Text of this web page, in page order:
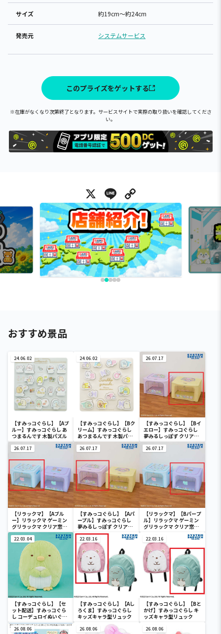
サイズ 約19cm～約24cm
発売元 システムサービス
このプライズをゲットする
※在庫がなくなり次第終了となります。サービスサイトで実際の取り扱いを確認してくださ
い。
X Line
おすすめ景品
24.06.02
【すみっコぐらし】【Aブ
ルー】すみっコぐらし あ
つまるんです 木製パズル
24.06.02
【すみっコぐらし】【Bク
リーム】すみっコぐらし
あつまるんです 木製パズ
ル
26.07.17
【すみっコぐらし】【Bイ
エロー】すみっコぐらし
夢みるしっぽず クリア窓
付き収納ボックス
26.07.17
【リラックマ】【Aブル
ー】リラックマ ゲーミン
グリラックマ クリア窓付
き収納ボックス
26.07.17
【すみっコぐらし】【Aパ
ープル】すみっコぐらし
夢みるしっぽず クリア窓
付き収納ボックス
26.07.17
【リラックマ】【Bパープ
ル】リラックマ ゲーミン
グリラックマ クリア窓付
22.03.04
【すみっコぐらし】【セ
ット配送】すみっコぐら
し コーデュロイぬいぐる
みXL プレミアム ぺんぎ
ん？
22.03.16
【すみっコぐらし】【Aし
ろくま】すみっコぐらし
キッズキャラ型リュック
22.03.16
【すみっコぐらし】【Bと
かげ】すみっコぐらし キ
ッズキャラ型リュック
26.08.06 26.08.06 26.08.06